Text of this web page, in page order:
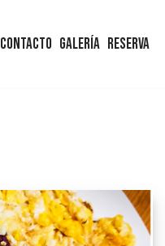
Contacto Galería Reserva